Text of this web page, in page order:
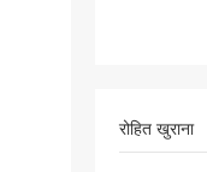
रोहित खुराना